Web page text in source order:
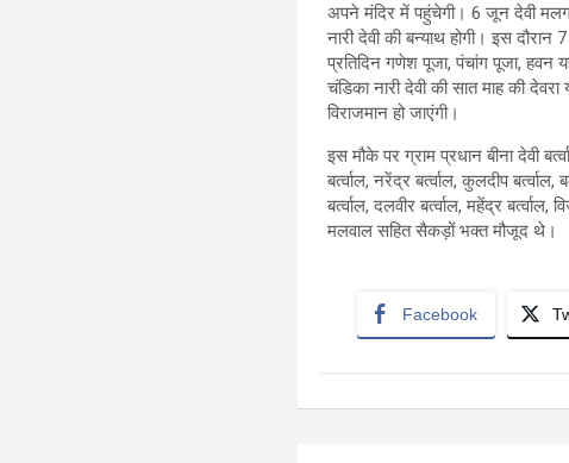
अपने मंदिर में पहुंचेगी। 6 जून देवी
नारी देवी की बन्याथ होगी। इस
प्रतिदिन गणेश पूजा, पंचांग पूजा, हवन
चंडिका नारी देवी की सात माह की
विराजमान हो जाएंगी।
इस मौके पर ग्राम प्रधान बीना देवी
बर्त्वाल, नरेंद्र बर्त्वाल, कुलदीप
बर्त्वाल, दलवीर बर्त्वाल, महेंद्र
मलवाल सहित सैकड़ों भक्त मौजूद थे।
Facebook